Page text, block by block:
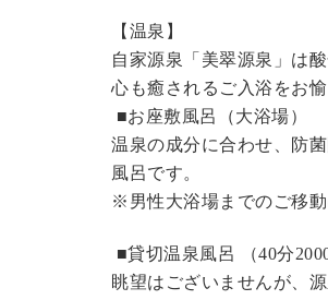
【温泉】
自家源泉「美翠源泉」は
心も癒されるご入浴をお愉
■お座敷風呂（大浴場）
温泉の成分に合わせ、防
風呂です。
※男性大浴場までのご移動
■貸切温泉風呂 （40分
眺望はございませんが、